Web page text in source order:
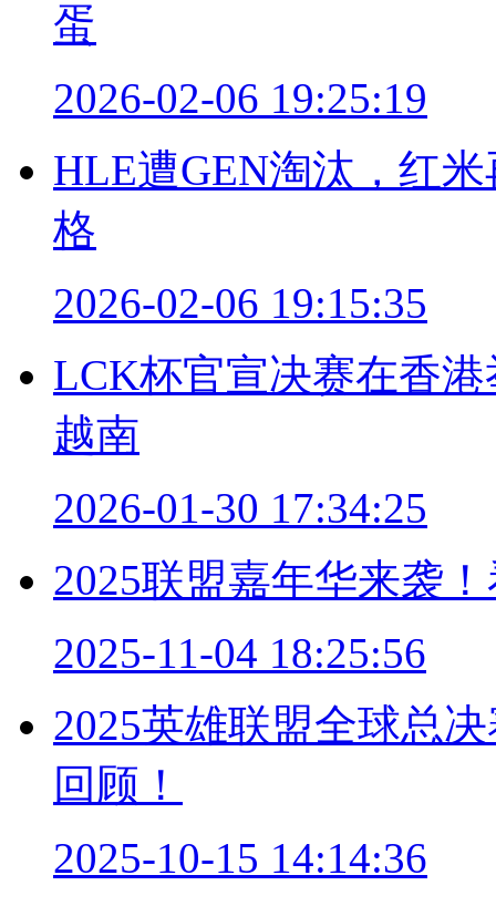
蛋
2026-02-06 19:25:19
HLE遭GEN淘汰，红
格
2026-02-06 19:15:35
LCK杯官宣决赛在香
越南
2026-01-30 17:34:25
2025联盟嘉年华来袭
2025-11-04 18:25:56
2025英雄联盟全球总
回顾！
2025-10-15 14:14:36